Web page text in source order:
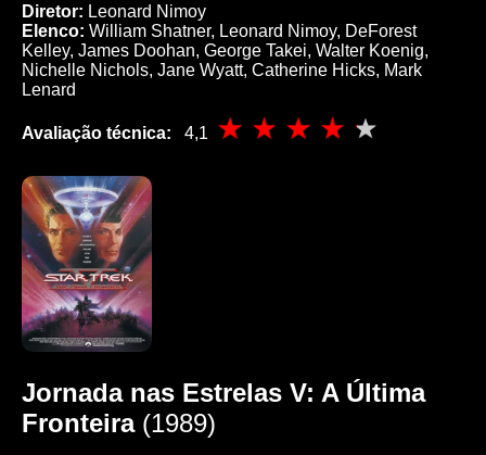
Diretor: Leonard Nimoy
Elenco: William Shatner, Leonard Nimoy, DeForest
Kelley, James Doohan, George Takei, Walter Koenig,
Nichelle Nichols, Jane Wyatt, Catherine Hicks, Mark
Lenard
Avaliação técnica: 4,1
Jornada nas Estrelas V: A Última
Fronteira(1989)